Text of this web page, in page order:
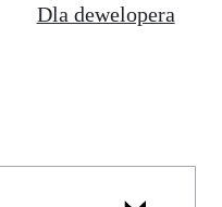
Dla dewelopera